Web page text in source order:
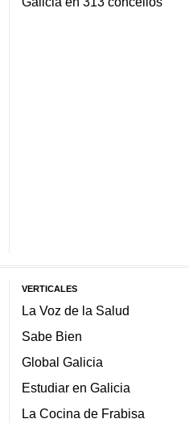
VERTICALES
La Voz de la Salud
Sabe Bien
Global Galicia
Estudiar en Galicia
La Cocina de Frabisa